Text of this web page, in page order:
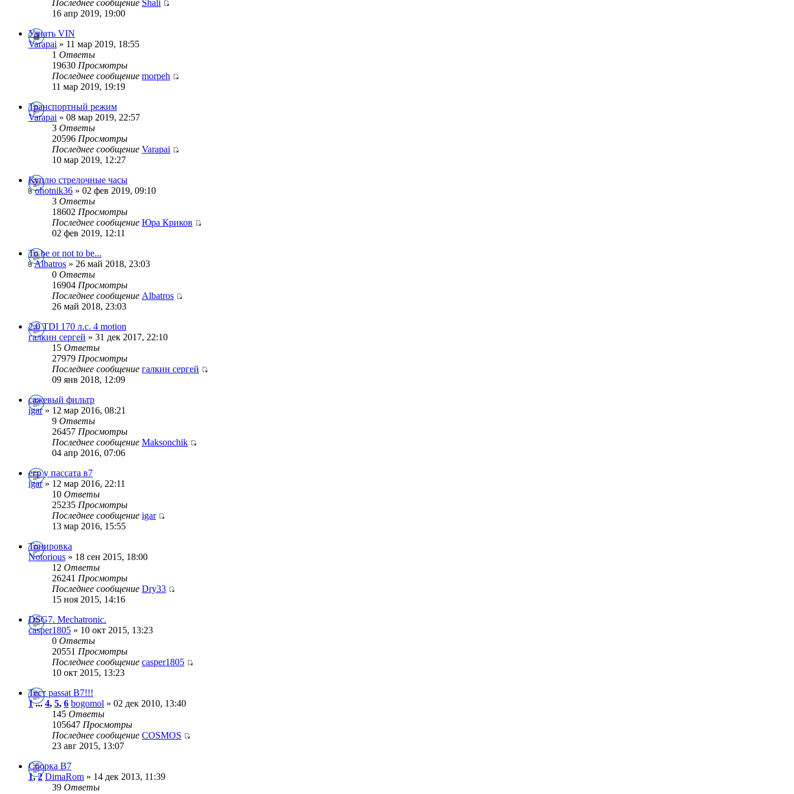
Последнее сообщение Shali
16 апр 2019, 19:00
Узнать VIN
Varapai » 11 мар 2019, 18:55
1 Ответы
19630 Просмотры
Последнее сообщение morpeh
11 мар 2019, 19:19
Транспортный режим
Varapai » 08 мар 2019, 22:57
3 Ответы
20596 Просмотры
Последнее сообщение Varapai
10 мар 2019, 12:27
Куплю стрелочные часы
ohotnik36 » 02 фев 2019, 09:10
3 Ответы
18602 Просмотры
Последнее сообщение Юра Криков
02 фев 2019, 12:11
To be or not to be...
Albatros » 26 май 2018, 23:03
0 Ответы
16904 Просмотры
Последнее сообщение Albatros
26 май 2018, 23:03
2.0 TDI 170 л.с. 4 motion
галкин сергей » 31 дек 2017, 22:10
15 Ответы
27979 Просмотры
Последнее сообщение галкин сергей
09 янв 2018, 12:09
сажевый фильтр
igar» 12 мар 2016, 08:21
9 Ответы
26457 Просмотры
Последнее сообщение Maksonchik
04 апр 2016, 07:06
егр у пассата в7
igar» 12 мар 2016, 22:11
10 Ответы
25235 Просмотры
Последнее сообщение igar
13 мар 2016, 15:55
Тонировка
Notorious » 18 сен 2015, 18:00
12 Ответы
26241 Просмотры
Последнее сообщение Dry33
15 ноя 2015, 14:16
DSG7. Mechatronic.
casper1805 » 10 окт 2015, 13:23
0 Ответы
20551 Просмотры
Последнее сообщение casper1805
10 окт 2015, 13:23
Тест passat B7!!!
1...4, 5, 6 bogomol » 02 дек 2010, 13:40
145 Ответы
105647 Просмотры
Последнее сообщение COSMOS
23 авг 2015, 13:07
Сборка B7
1,2 DimaRom » 14 дек 2013, 11:39
39 Ответы